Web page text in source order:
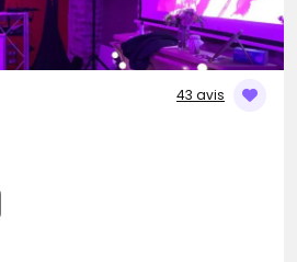
43 avis